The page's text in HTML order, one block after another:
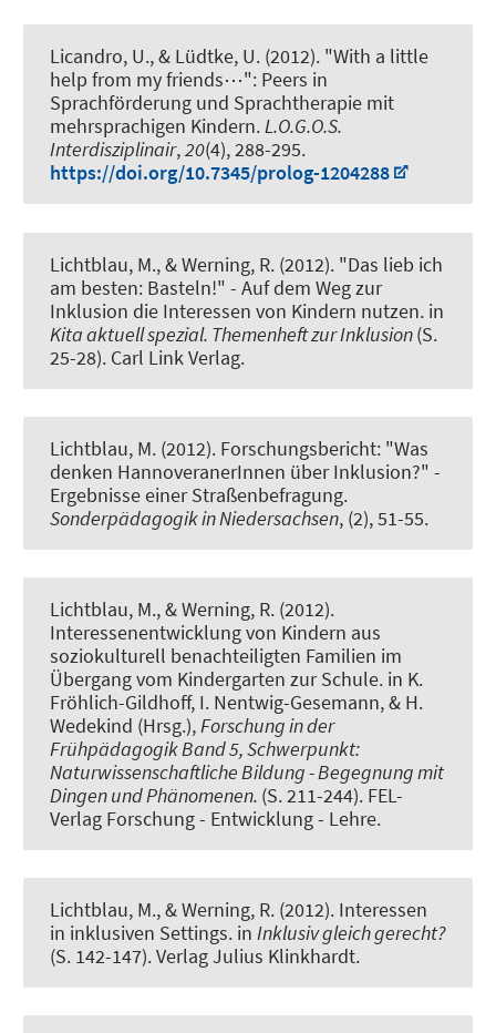
Licandro, U., & Lüdtke, U. (2012). "With a little
help from my friends⋯": Peers in
Sprachförderung und Sprachtherapie mit
mehrsprachigen Kindern.L.O.G.O.S.
Interdisziplinair,20(4), 288-295.
https://doi.org/10.7345/prolog-1204288
Lichtblau, M., & Werning, R. (2012). "Das lieb ich
am besten: Basteln!" - Auf dem Weg zur
Inklusion die Interessen von Kindern nutzen. in
Kita aktuell spezial. Themenheft zur Inklusion(S.
25-28). Carl Link Verlag.
Lichtblau, M. (2012). Forschungsbericht: "Was
denken HannoveranerInnen über Inklusion?" -
Ergebnisse einer Straßenbefragung.
Sonderpädagogik in Niedersachsen, (2), 51-55.
Lichtblau, M., & Werning, R. (2012).
Interessenentwicklung von Kindern aus
soziokulturell benachteiligten Familien im
Übergang vom Kindergarten zur Schule. in K.
Fröhlich-Gildhoff, I. Nentwig-Gesemann, & H.
Wedekind (Hrsg.),Forschung in der
Frühpädagogik Band 5, Schwerpunkt:
Naturwissenschaftliche Bildung - Begegnung mit
Dingen und Phänomenen. (S. 211-244). FEL-
Verlag Forschung - Entwicklung - Lehre.
Lichtblau, M., & Werning, R. (2012). Interessen
in inklusiven Settings. in Inklusiv gleich gerecht?
(S. 142-147). Verlag Julius Klinkhardt.